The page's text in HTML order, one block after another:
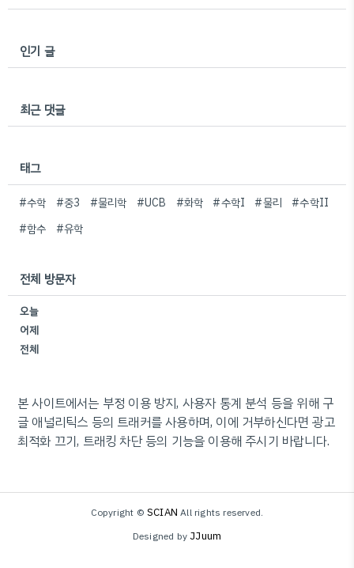
인기 글
최근 댓글
태그
#수학 #중3 #물리학 #UCB #화학 #수학I #물리
#수학II
#함수
#유학
전체 방문자
오늘
어제
전체
본 사이트에서는 부정 이용 방지, 사용자 통계 분석 등을 위해 구
글 애널리틱스 등의 트래커를 사용하며, 이에 거부하신다면 광고
최적화 끄기, 트래킹 차단 등의 기능을 이용해 주시기 바랍니다.
Copyright ©SCIAN All rights reserved.
Designed by JJuum